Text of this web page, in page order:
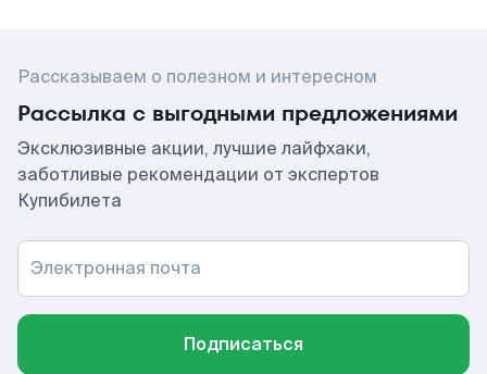
Рассказываем о полезном и интересном
Рассылка с выгодными предложениями
Эксклюзивные акции, лучшие лайфхаки,
заботливые рекомендации от экспертов
Купибилета
Электронная почта
Подписаться